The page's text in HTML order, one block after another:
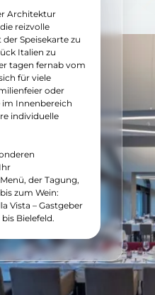
Architektur
reizvolle
Speisekarte zu
Italien zu
tagen fernab vom
für viele
oder
im Innenbereich
individuelle
der Tagung,
zum Wein:
Vista – Gastgeber
Bielefeld.